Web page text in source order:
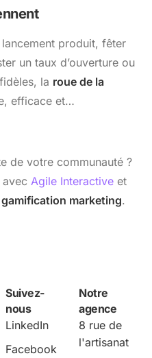
produit, fêter
un taux d’ouverture ou
la roue de la
efficace et…
de votre communauté ?
Agile Interactive et
gamification marketing.
Suivez-
nous
LinkedIn
Facebook
Notre
agence
8 rue de
l'artisanat